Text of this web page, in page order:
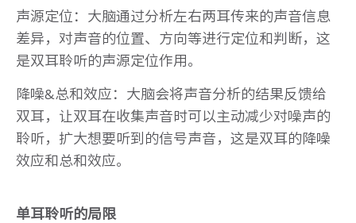
声源定位：大脑通过分析左右两耳传来的声音信息
差异，对声音的位置、方向等进行定位和判断，这
是双耳聆听的声源定位作用。
降噪&总和效应：大脑会将声音分析的结果反馈给
双耳，让双耳在收集声音时可以主动减少对噪声的
聆听，扩大想要听到的信号声音，这是双耳的降噪
效应和总和效应。
单耳聆听的局限